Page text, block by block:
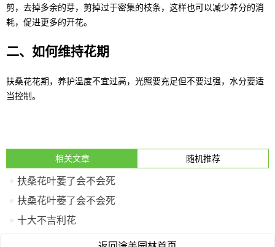
剪，去掉多余的芽，剪掉过于密集的枝条，这样也可以减少养分的消
耗，促进更多的开花。
二、如何维持花期
扶桑花花期，养护温度不宜过高，光照要充足但不要过强，水分要适
当控制。
相关文章 随机推荐
扶桑花叶萎了会不会死
扶桑花叶萎了会不会死
十大不吉利花